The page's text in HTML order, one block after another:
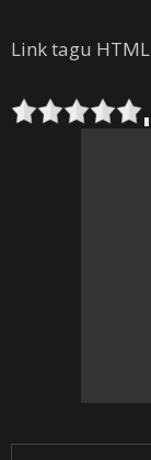
Link tagu